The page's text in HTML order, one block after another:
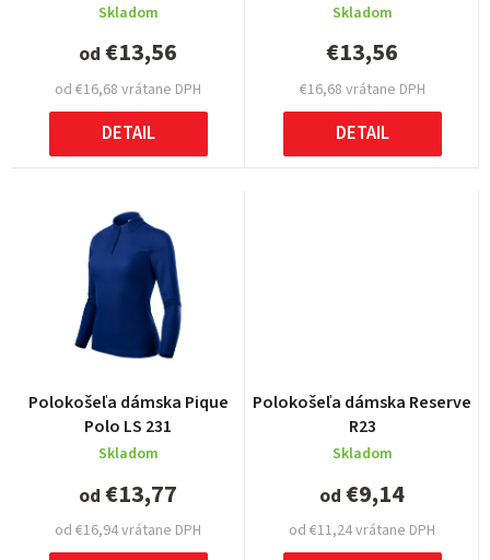
Skladom
od €16,68 vrátane DPH
od €13,56
DETAIL
Skladom
€16,68 vrátane DPH
€13,56
DETAIL
Polokošeľa dámska Pique
Polo LS 231
Skladom
od €16,94 vrátane DPH
od €13,77
Polokošeľa dámska Reserve
R23
Skladom
od €11,24 vrátane DPH
od €9,14